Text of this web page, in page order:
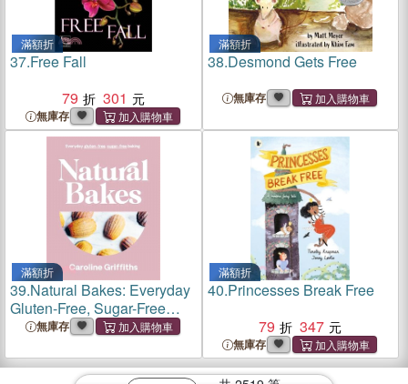
滿額折
37.Free Fall
79
301
無庫存
滿額折
38.Desmond Gets Free
無庫存
滿額折
39.Natural Bakes: Everyday
Gluten-Free, Sugar-Free
Baking
無庫存
滿額折
40.Princesses Break Free
79
347
無庫存